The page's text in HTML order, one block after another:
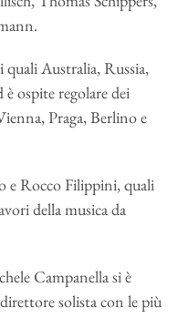
Australia, Russia,
ospite regolare dei
Praga, Berlino e
e Rocco Filippini, quali
della musica da
Campanella si è
solista con le più